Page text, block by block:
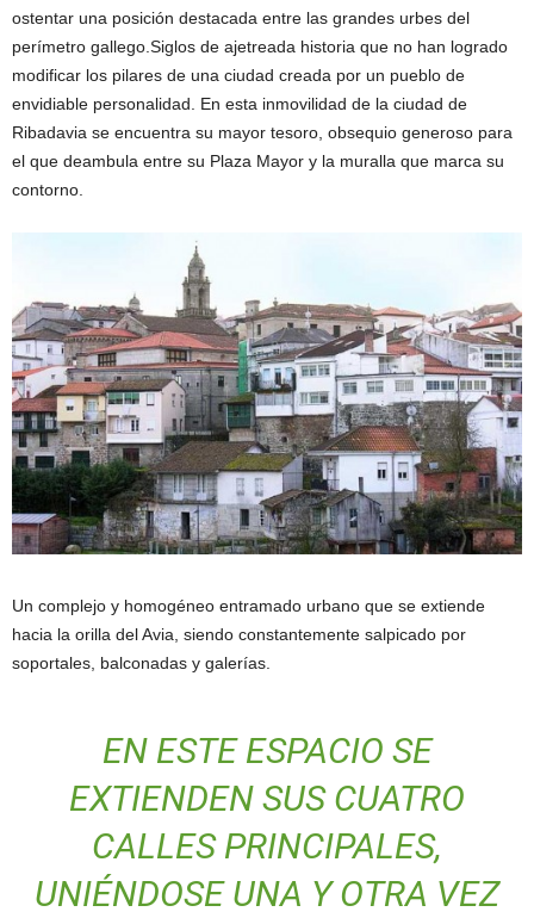
ostentar una posición destacada entre las grandes urbes del
perímetro gallego.Siglos de ajetreada historia que no han logrado
modificar los pilares de una ciudad creada por un pueblo de
envidiable personalidad. En esta inmovilidad de la ciudad de
Ribadavia se encuentra su mayor tesoro, obsequio generoso para
el que deambula entre su Plaza Mayor y la muralla que marca su
contorno.
Un complejo y homogéneo entramado urbano que se extiende
hacia la orilla del Avia, siendo constantemente salpicado por
soportales, balconadas y galerías.
EN ESTE ESPACIO SE
EXTIENDEN SUS CUATRO
CALLES PRINCIPALES,
UNIÉNDOSE UNA Y OTRA VEZ